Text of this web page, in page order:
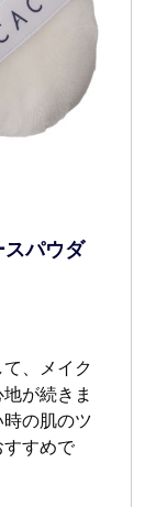
スパウダ
、メイク
が続きま
の肌のツ
すすめで